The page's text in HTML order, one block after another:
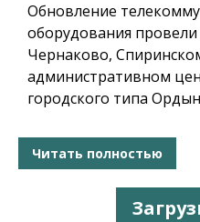
Обновление
оборудования провели
Чернаково,
административном
городского типа
Читать полностью